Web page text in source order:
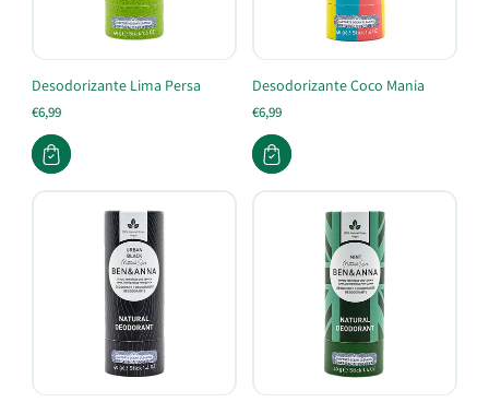
Desodorizante Lima Persa
€6,99
Desodorizante Coco Mania
€6,99